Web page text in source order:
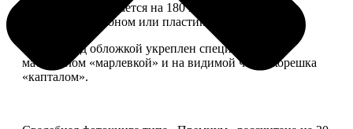
— Книга раскрывается на 180 градусов, развороты
укреплены картоном или пластиком.
— Блок под обложкой укреплен специальным
материалом «марлевкой» и на видимой части корешка
«капталом».